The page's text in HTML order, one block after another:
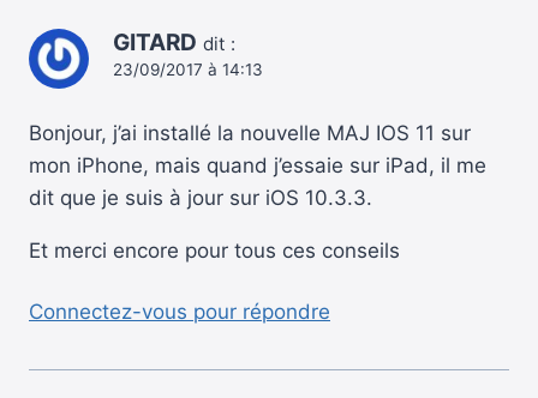
GITARD dit :
23/09/2017 à 14:13
Bonjour, j’ai installé la nouvelle MAJ IOS 11 sur
mon iPhone, mais quand j’essaie sur iPad, il me
dit que je suis à jour sur iOS 10.3.3.
Et merci encore pour tous ces conseils
Connectez-vous pour répondre